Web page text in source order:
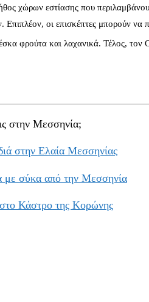
χώρων εστίασης που
οι επισκέπτες μπορούν να
φρούτα και λαχανικά. Τέλος, τον
στην Μεσσηνία;
στην Ελαία Μεσσηνίας
με σύκα από την Μεσσηνία
Κάστρο της Κορώνης